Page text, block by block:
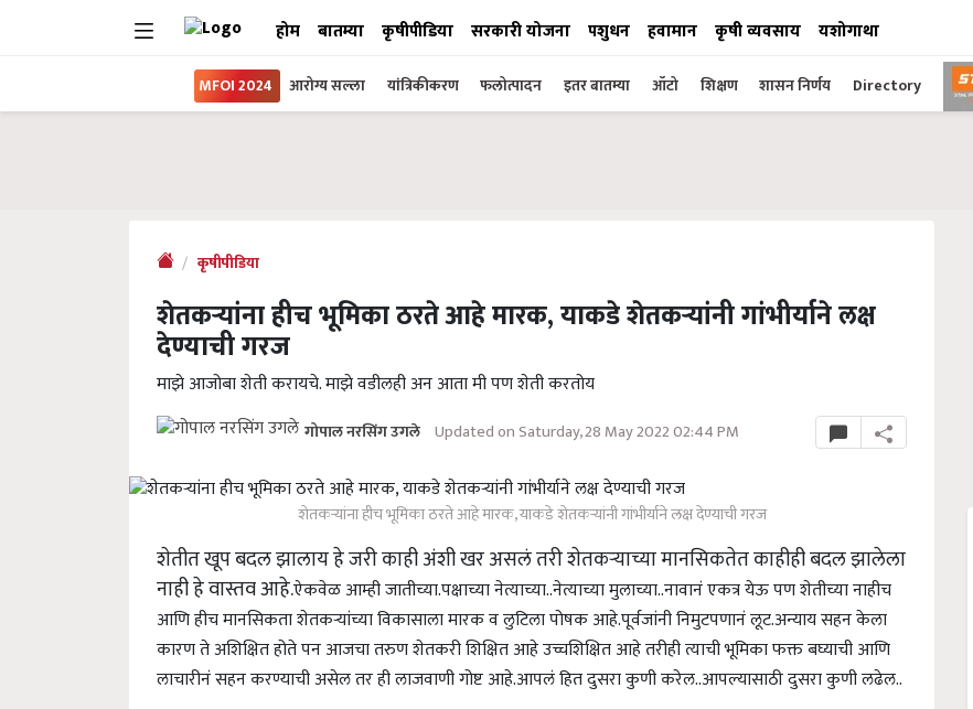
होम बातम्या कृषीपीडिया सरकारी योजना पशुधन हवामान कृषी व्यवसाय यशोगाथा
MFOI 2024 आरोग्य सल्ला यांत्रिकीकरण फलोत्पादन इतर बातम्या ऑटो शिक्षण शासन निर्णय Directory
कृषीपीडिया
शेतकऱ्यांना हीच भूमिका ठरते आहे मारक, याकडे शेतकऱ्यांनी गांभीर्याने लक्ष
देण्याची गरज
माझे आजोबा शेती करायचे. माझे वडीलही अन आता मी पण शेती करतोय
गोपाल नरसिंग उगले Updated on Saturday, 28 May 2022 02:44 PM
शेतकऱ्यांना हीच भूमिका ठरते आहे मारक, याकडे शेतकऱ्यांनी गांभीर्याने लक्ष देण्याची गरज
शेतीत खूप बदल झालाय हे जरी काही अंशी खर असलं तरी शेतकऱ्याच्या मानसिकतेत काहीही बदल झालेला
नाही हे वास्तव आहे.ऐकवेळ आम्ही जातीच्या.पक्षाच्या नेत्याच्या..नेत्याच्या मुलाच्या..नावानं एकत्र येऊ पण शेतीच्या नाहीच
आणि हीच मानसिकता शेतकऱ्यांच्या विकासाला मारक व लुटिला पोषक आहे.पूर्वजांनी निमुटपणानं लूट.अन्याय सहन केला
कारण ते अशिक्षित होते पन आजचा तरुण शेतकरी शिक्षित आहे उच्चशिक्षित आहे तरीही त्याची भूमिका फक्त बघ्याची आणि
लाचारीनं सहन करण्याची असेल तर ही लाजवाणी गोष्ट आहे.आपलं हित दुसरा कुणी करेल..आपल्यासाठी दुसरा कुणी लढेल..